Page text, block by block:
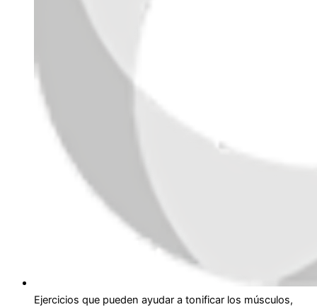
Ejercicios que pueden ayudar a tonificar los músculos,